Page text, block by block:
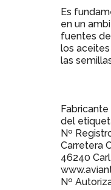
Es
en un
fuentes
los
las
del
Nº
Carretera
46240
Nº